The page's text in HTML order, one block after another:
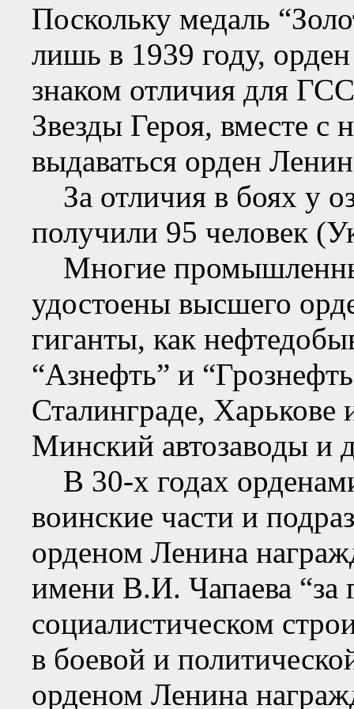
Поскольку медаль
лишь в 1939 году,
знаком отличия для
Звезды Героя, вместе с
выдаваться орден
За отличия в боях у
получили 95 человек
Многие
удостоены высшего
гиганты, как
“Азнефть” и
Сталинграде, Харькове
Минский автозаводы и
В 30-х годах
воинские части и
орденом Ленина
имени В.И. Чапаева “за
социалистическом
в боевой и
орденом Ленина